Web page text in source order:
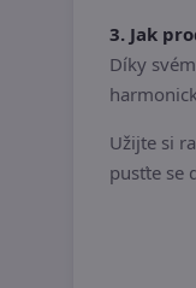
3. Jak
Díky
Užijte si
pusťte se